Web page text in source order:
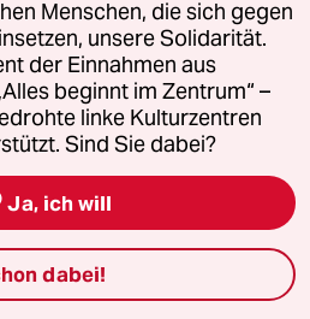
Menschen, die sich gegen
unsere Solidarität.
der Einnahmen aus
beginnt im Zentrum“ –
linke Kulturzentren
Sind Sie dabei?
Ja, ich will
dabei!